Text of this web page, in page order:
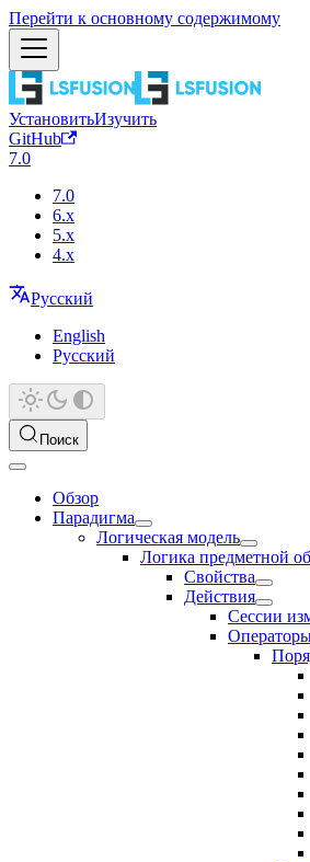
Перейти к основному содержимому
УстановитьИзучить
GitHub
7.0
7.0
6.x
5.x
4.x
Русский
English
Русский
Поиск
Обзор
Парадигма
Логическая модель
Логика предметной
Свойства
Действия
Сессии